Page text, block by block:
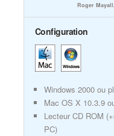
Roger
Configuration
Windows 2000 ou
Mac OS X 10.3.9
Lecteur CD ROM
PC)